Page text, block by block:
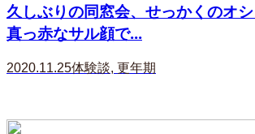
久しぶりの同窓会、せっかくのオ
真っ赤なサル顔で...
2020.11.25体験談, 更年期